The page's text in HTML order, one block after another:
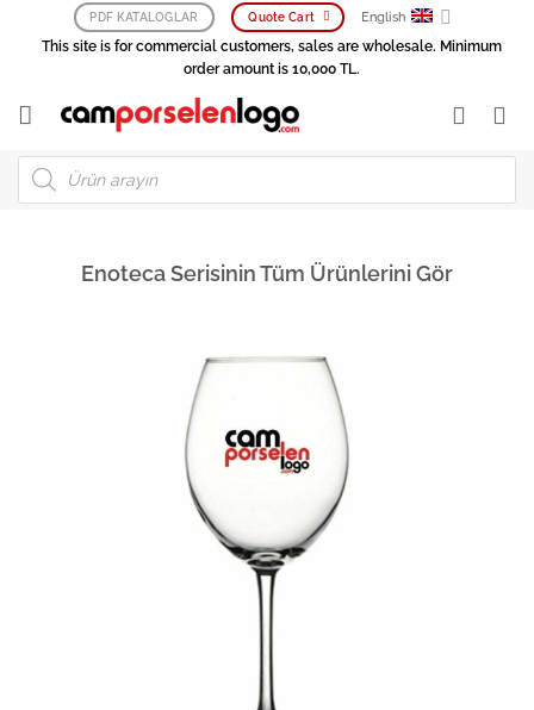
PDF KATALOGLAR Quote Cart English
This site is for commercial customers, sales are wholesale. Minimum
order amount is 10,000 TL.
Products
search
Enoteca Serisinin Tüm Ürünlerini Gör